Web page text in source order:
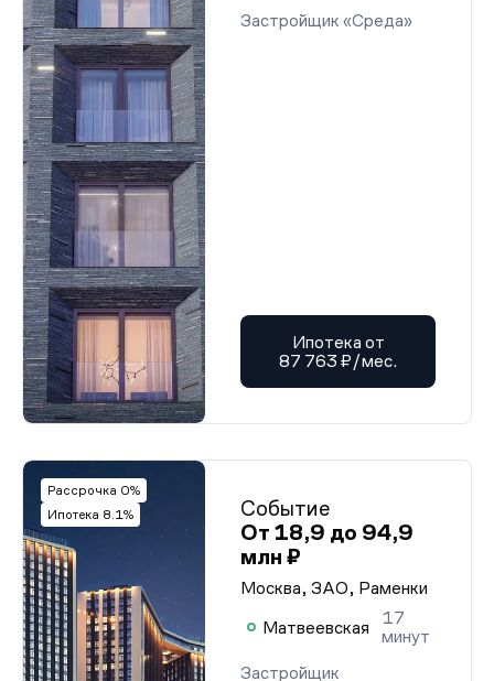
Застройщик «Среда»
Ипотека от
87 763 ₽/мес.
Рассрочка 0%
Ипотека 8.1%
Событие
От 18,9 до 94,9
млн ₽
Москва, ЗАО, Раменки
Матвеевская
17
минут
Застройщик